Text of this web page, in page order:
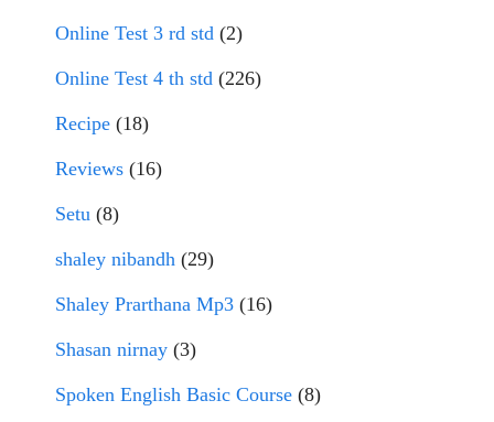
Online Test 3 rd std (2)
Online Test 4 th std (226)
Recipe (18)
Reviews (16)
Setu (8)
shaley nibandh (29)
Shaley Prarthana Mp3 (16)
Shasan nirnay (3)
Spoken English Basic Course (8)